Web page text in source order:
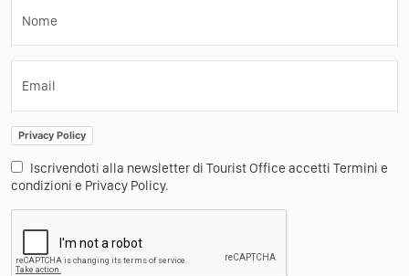
Nome
Email
Privacy Policy
Iscrivendoti alla newsletter di Tourist Office accetti Termini e
condizioni e Privacy Policy.